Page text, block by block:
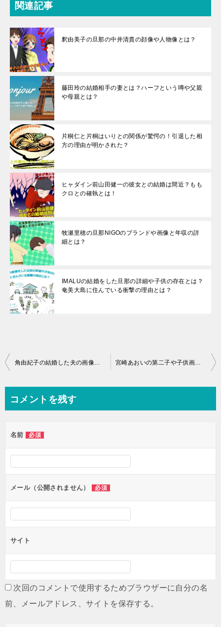
関連記事
釈由美子の旦那の中井清貴の顔像や人物像とは？
藤田玲の結婚相手の妻とは？ハーフという噂や父親
や母親とは？
片桐仁と片桐はいりとの関係が驚愕の！引退した相
方の理由が明かされた？
ヒャダイン前山田健一の彼女との結婚は間近？もも
クロとの確執とは！
牧瀬里穂の旦那NIGOのブランドや画像と年収の詳
細とは？
IMALUの結婚をした旦那の詳細や子供の存在とは？
奄美大島に住んでいる衝撃の理由とは？
投
ビ
ー
シ
ン
角由紀子の結婚した夫の画像やプロフィールとは？子供や年齢の詳細が！ 宮崎あおいの第二子や子供画像が驚愕の？岡田准一は子煩悩で？
コメントを残す
名前 必須
メール（公開されません） 必須
サイト
次回のコメントで使用するためブラウザーに自分の名
前、メールアドレス、サイトを保存する。